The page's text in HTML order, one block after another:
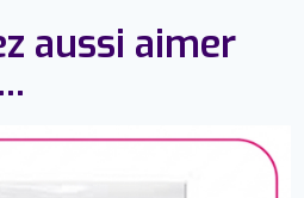
aussi aimer